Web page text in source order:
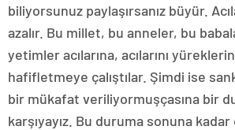
biliyorsunuz paylaşırsanız büyür.
azalır. Bu millet, bu anneler, bu
yetimler acılarına, acılarını
hafifletmeye çalıştılar. Şimdi ise
bir mükafat veriliyormuşçasına bir
karşıyayız. Bu duruma sonuna